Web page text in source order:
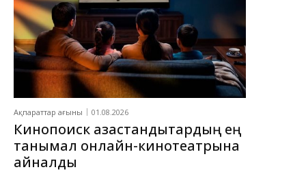
Ақпараттар ағыны 01.08.2026
Кинопоиск қазақстандықтардың ең
танымал онлайн-кинотеатрына
айналды